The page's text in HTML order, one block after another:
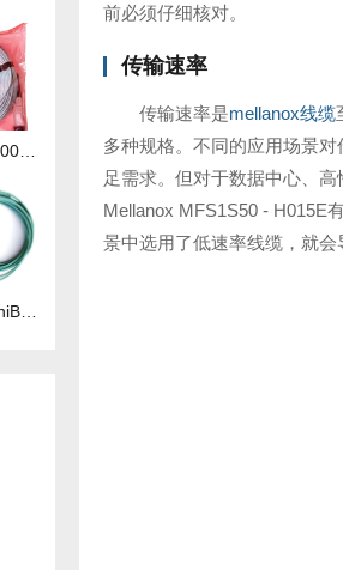
前必须仔细核对。
传输速率
传输速率是mellanox线缆
多种规格。不同的应用场景
足需求。但对于数据中心、
Mellanox MFS1S50 - H015E
景中选用了低速率线缆，就